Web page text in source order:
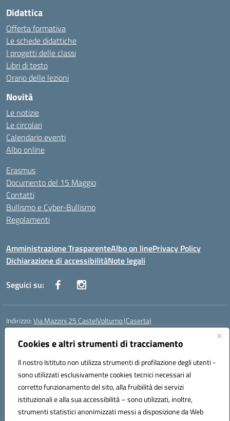
Cookies e altri strumenti di tracciamento
Il nostro Istituto non utilizza strumenti di profilazione degli utenti -
sono utilizzati esclusivamente cookies tecnici necessari al
corretto funzionamento del sito, alla fruibilità dei servizi
istituzionali e alla sua accessibilità – sono utilizzati, inoltre,
strumenti statistici anonimizzati messi a disposizione da Web
Didattica
Offerta formativa
Le schede didattiche
I progetti delle classi
Libri di testo
Orario delle lezioni
Novità
Le notizie
Le circolari
Calendario eventi
Albo online
Erasmus
Documento del 15 Maggio
Contatti
Bullismo e Cyber-Bullismo
Regolamenti
Amministrazione TrasparenteAlbo on linePrivacy Policy
Dichiarazione di accessibilitàNote legali
Seguici su:
Indirizzo:Via Mazzini 25 CastelVolturno (Caserta)
Centralino:
Posta elettronica certificata (PEC):ceis014005@pec.istruzione.it
Codice fiscale: 93063510619
Codice meccanografico:CEIS014005
Codice Indice delle Pubbliche Amministrazioni (IPA): istsc_ceis014005
Codice unico di fatturazione (CUF): UOU8EW